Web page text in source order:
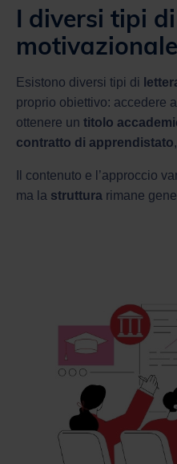
I diversi tipi
motivazionale
Esistono diversi tipi di
proprio obiettivo: accedere
ottenere un titolo
contratto di apprendistato
Il contenuto e l’approccio
ma la struttura rimane